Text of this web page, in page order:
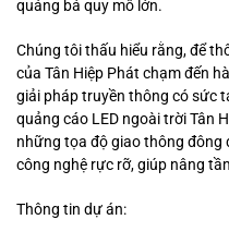
quảng bá quy mô lớn.
Chúng tôi thấu hiểu rằng, để
của Tân Hiệp Phát chạm đến
giải pháp truyền thông có sức
quảng cáo LED ngoài trời Tân
những tọa độ giao thông đông
công nghệ rực rỡ, giúp nâng
Thông tin dự án: